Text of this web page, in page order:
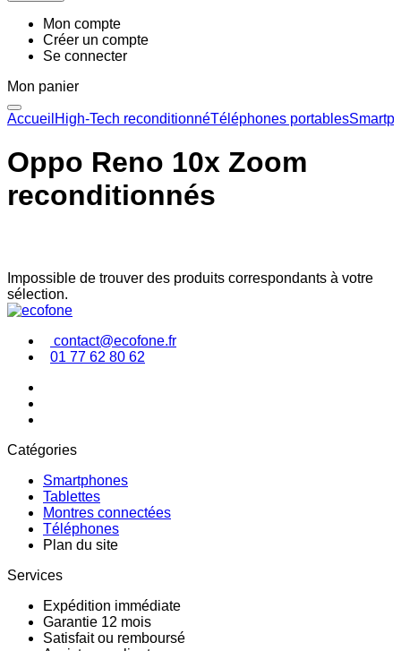
Mon compte
Créer un compte
Se connecter
Mon panier
Accueil High-Tech reconditionnéTéléphones portables
Oppo Reno 10x Zoom
reconditionnés
Impossible de trouver des produits correspondants à votre
sélection.
contact@ecofone.fr
01 77 62 80 62
Catégories
Smartphones
Tablettes
Montres connectées
Téléphones
Plan du site
Services
Expédition immédiate
Garantie 12 mois
Satisfait ou remboursé